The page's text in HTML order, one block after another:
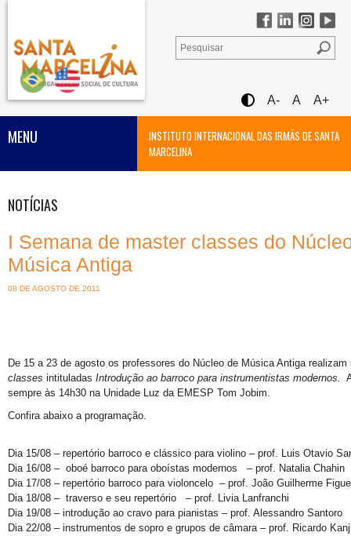
A- A A+
INSTITUTO INTERNACIONAL DAS IRMÃS DE SANTA
MARCELINA
MENU
NOTÍCIAS
I Semana de master classes do
Música Antiga
08 DE AGOSTO DE 2011
De 15 a 23 de agosto os professores do Núcleo de Música Antiga
classes intituladas Introdução ao barroco para instrumentistas modernos.
sempre às 14h30 na Unidade Luz da EMESP Tom Jobim.
Confira abaixo a programação.
Dia 15/08 – repertório barroco e clássico para violino – prof. Luis Otavio
Dia 16/08 – oboé barroco para oboístas modernos – prof. Natalia Chahin
Dia 17/08 – repertório barroco para violoncelo – prof. João Guilherme
Dia 18/08 – traverso e seu repertório – prof. Livia Lanfranchi
Dia 19/08 – introdução ao cravo para pianistas – prof. Alessandro Santoro
Dia 22/08 – instrumentos de sopro e grupos de câmara – prof. Ricardo